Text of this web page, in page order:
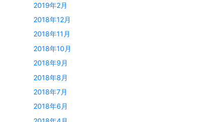
2019年2月
2018年12月
2018年11月
2018年10月
2018年9月
2018年8月
2018年7月
2018年6月